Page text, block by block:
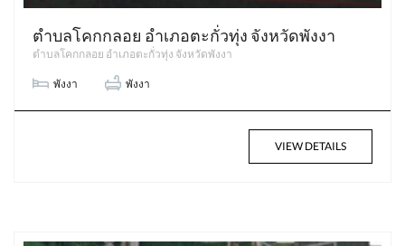
ตำบลโคกกลอย อำเภอตะกั่วทุ่ง จังหวัดพังงา
ตำบลโคกกลอย อำเภอตะกั่วทุ่ง จังหวัดพังงา
พังงา พังงา
VIEW DETAILS